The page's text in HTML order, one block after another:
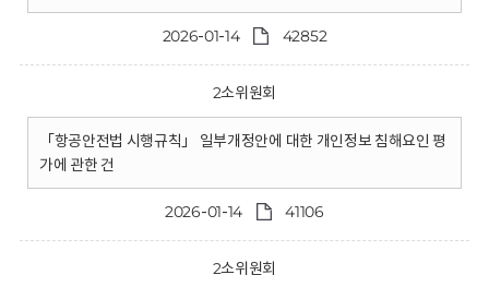
2026-01-14 42852
2소위원회
「항공안전법 시행규칙」 일부개정안에 대한 개인정보 침해요인 평
가에 관한 건
2026-01-14 41106
2소위원회